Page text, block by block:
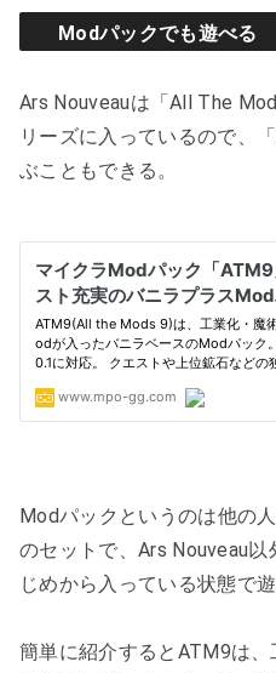
Modパックでも遊べる
Ars Nouveauは「All The
リーズに入っているので、
ぶこともできる。
Modパックというのは他の
のセットで、Ars Nouveau
じめから入っている状態で
簡単に紹介するとATM9は、